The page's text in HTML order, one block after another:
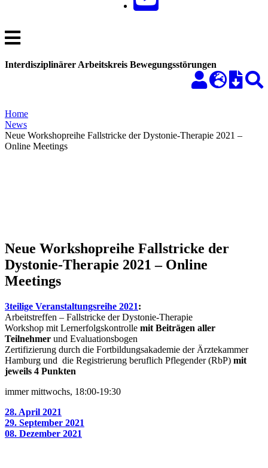
Interdisziplinärer Arbeitskreis Bewegungsstörungen
Home
News
Neue Workshopreihe Fallstricke der Dystonie-Therapie 2021 –
Online Meetings
Neue Workshopreihe Fallstricke der
Dystonie-Therapie 2021 – Online
Meetings
3teilige Veranstaltungsreihe 2021:
Arbeitstreffen – Fallstricke der Dystonie-Therapie
Workshop mit Lernerfolgskontrolle mit Beiträgen aller
Teilnehmer und Evaluationsbogen
Zertifizierung durch die Fortbildungsakademie der Ärztekammer
Hamburg und die Registrierung beruflich Pflegender (RbP) mit
jeweils 4 Punkten
immer mittwochs, 18:00-19:30
28. April 2021
29. September 2021
08. Dezember 2021